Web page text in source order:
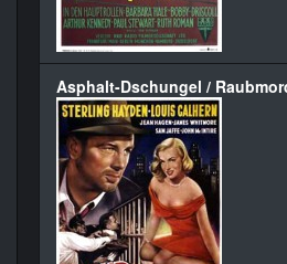
Asphalt-Dschungel /